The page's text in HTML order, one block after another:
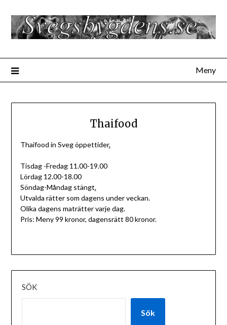
innehåll
Meny
Thaifood
Thaifood in Sveg öppettider.
Tisdag -Fredag 11.00-19.00
Lördag 12.00-18.00
Söndag-Måndag stängt.
Utvalda rätter som dagens under veckan.
Olika dagens maträtter varje dag.
Pris: Meny 99 kronor, dagensrätt 80 kronor.
SÖK
Sök